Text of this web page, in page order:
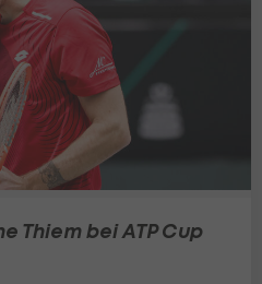
Thiem bei ATP Cup